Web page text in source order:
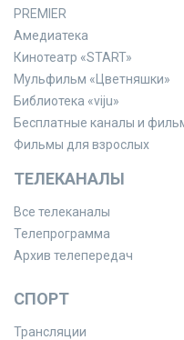
PREMIER
Амедиатека
Кинотеатр «START»
Мульфильм «Цветняшки»
Библиотека «viju»
Бесплатные каналы и
Фильмы для взрослых
ТЕЛЕКАНАЛЫ
Все телеканалы
Телепрограмма
Архив телепередач
СПОРТ
Трансляции